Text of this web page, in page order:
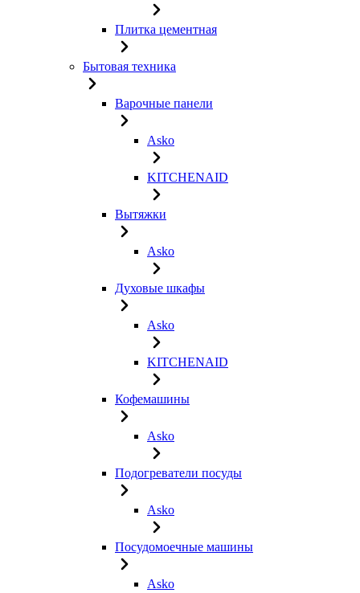
Плитка цементная
Бытовая техника
Варочные панели
Asko
KITCHENAID
Вытяжки
Asko
Духовые шкафы
Asko
KITCHENAID
Кофемашины
Asko
Подогреватели посуды
Asko
Посудомоечные машины
Asko